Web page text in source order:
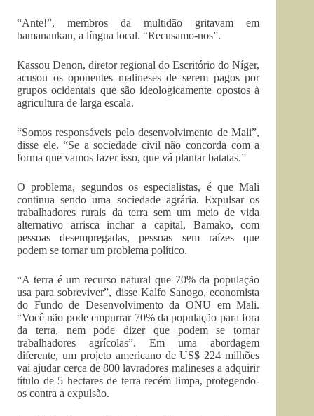
“Ante!”, membros da multidão gritavam em
bamanankan, a língua local. “Recusamo-nos”.
Kassou Denon, diretor regional do Escritório do Níger,
acusou os oponentes malineses de serem pagos por
grupos ocidentais que são ideologicamente opostos à
agricultura de larga escala.
“Somos responsáveis pelo desenvolvimento de Mali”,
disse ele. “Se a sociedade civil não concorda com a
forma que vamos fazer isso, que vá plantar batatas.”
O problema, segundos os especialistas, é que Mali
continua sendo uma sociedade agrária. Expulsar os
trabalhadores rurais da terra sem um meio de vida
alternativo arrisca inchar a capital, Bamako, com
pessoas desempregadas, pessoas sem raízes que
podem se tornar um problema político.
“A terra é um recurso natural que 70% da população
usa para sobreviver”, disse Kalfo Sanogo, economista
do Fundo de Desenvolvimento da ONU em Mali.
“Você não pode empurrar 70% da população para fora
da terra, nem pode dizer que podem se tornar
trabalhadores agrícolas”. Em uma abordagem
diferente, um projeto americano de US$ 224 milhões
vai ajudar cerca de 800 lavradores malineses a adquirir
título de 5 hectares de terra recém limpa, protegendo-
os contra a expulsão.